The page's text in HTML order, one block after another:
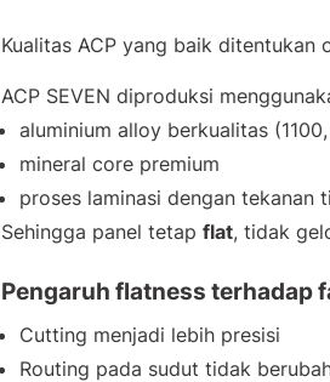
Kualitas ACP yang baik ditentukan
ACP SEVEN diproduksi
aluminium alloy berkualitas
mineral core premium
proses laminasi dengan tekanan
Sehingga panel tetapflat, tidak
Pengaruh flatness terhadap
Cutting menjadi lebih presisi
Routing pada sudut tidak